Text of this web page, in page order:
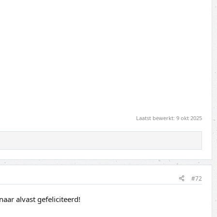
Laatst bewerkt: 9 okt 2025
#72
alvast gefeliciteerd!